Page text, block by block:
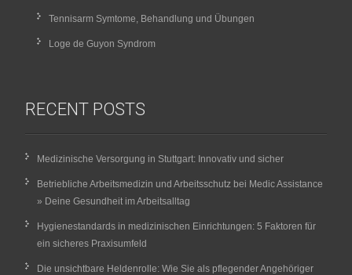
Tennisarm Symtome, Behandlung und Übungen
Loge de Guyon Syndrom
RECENT POSTS
Medizinische Versorgung in Stuttgart: Innovativ und sicher
Betriebliche Arbeitsmedizin und Arbeitsschutz bei Medic Assistance
» Deine Gesundheit im Arbeitsalltag
Hygienestandards in medizinischen Einrichtungen: 5 Faktoren für
ein sicheres Praxisumfeld
Die unsichtbare Heldenrolle: Wie Sie als pflegender Angehöriger